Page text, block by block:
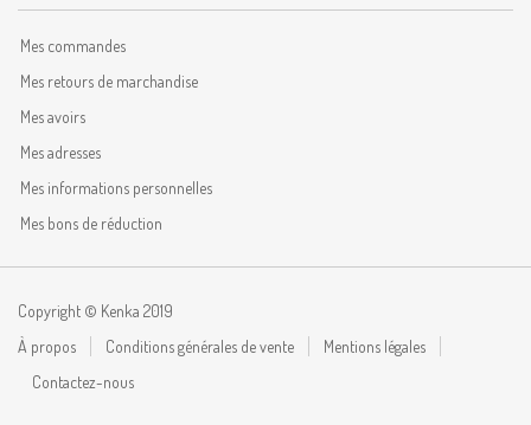
Mes commandes
Mes retours de marchandise
Mes avoirs
Mes adresses
Mes informations personnelles
Mes bons de réduction
Copyright © Kenka 2019
À propos
Conditions générales de vente
Mentions légales
Contactez-nous